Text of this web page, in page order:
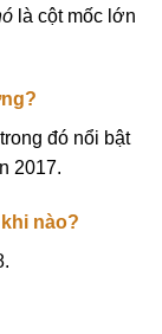
là cột mốc lớn
đó nổi bật
2017.
nào?